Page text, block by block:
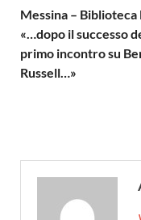
Messina – Biblioteca
«…dopo il successo
primo incontro su
Russell…»